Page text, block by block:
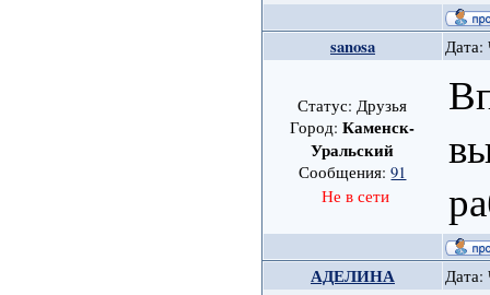
sanosa Дата:
Статус: Друзья
Город:Каменск-
Уральский
Сообщения:91
Не в сети
АДЕЛИНА Дата: